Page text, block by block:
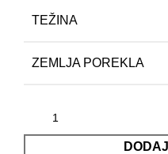
TEŽINA
ZEMLJA POREKLA